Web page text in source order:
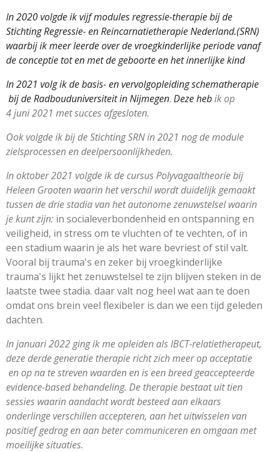
In 2020 volgde ik vijf modules regressie-therapie bij de
Stichting Regressie- en Reincarnatietherapie Nederland.(SRN)
waarbij ik meer leerde over de vroegkinderlijke periode vanaf
de conceptie tot en met de geboorte en het innerlijke kind
In 2021 volg ik de basis- en vervolgopleiding schematherapie
bij de Radbouduniversiteit in Nijmegen. Deze hebik op
4juni2021 met succes afgesloten.
Ook volgde ik bij de Stichting SRN in 2021 nog de module
zielsprocessen en deelpersoonlijkheden.
In oktober 2021 volgde ik de cursus Polyvagaaltheorie bij
Heleen Grooten waarin het verschil wordt duidelijk gemaakt
tussen de drie stadia van het autonome zenuwstelsel waarin
je kunt zijn: in socialeverbondenheid en ontspanning en
veiligheid, in stress om te vluchten of te vechten, of in
een stadium waarin je als het ware bevriest of stil valt.
Vooral bij trauma's en zeker bij vroegkinderlijke
trauma's lijkt het zenuwstelsel te zijn blijven steken in de
laatste twee stadia. daar valt nog heel wat aan te doen
omdat ons brein veel flexibeler is dan we een tijd geleden
dachten.
In januari 2022 ging ik me opleiden als IBCT-relatietherapeut,
deze derde generatie therapie richt zich meer op acceptatie
en op na te streven waarden en is een breed geaccepteerde
evidence-based behandeling. De therapie bestaat uit tien
sessies waarin aandacht wordt besteed aan elkaars
onderlinge verschillen accepteren, aan het uitwisselen van
positief gedrag en aan beter communiceren en omgaan met
moeilijke situaties.